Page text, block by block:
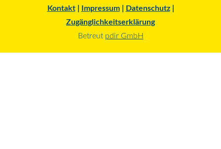
Kontakt| Impressum| Datenschutz|
Zugänglichkeitserklärung
Betreut pdir GmbH